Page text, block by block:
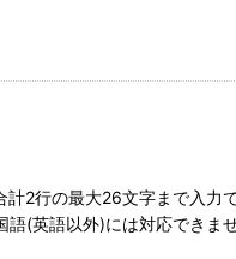
2行の最大26文字まで入
(英語以外)には対応できま